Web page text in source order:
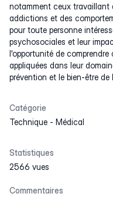
notamment ceux travaillant
addictions et des
pour toute personne
psychosociales et leur
l'opportunité de
appliquées dans leur
prévention et le bien-être de
Catégorie
Technique - Médical
Statistiques
2566 vues
Commentaires